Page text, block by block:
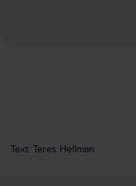
Text: Teres Hellman